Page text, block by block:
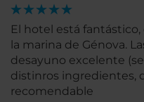
El hotel está
la marina de Génova.
desayuno excelente
distinros ingredientes,
recomendable